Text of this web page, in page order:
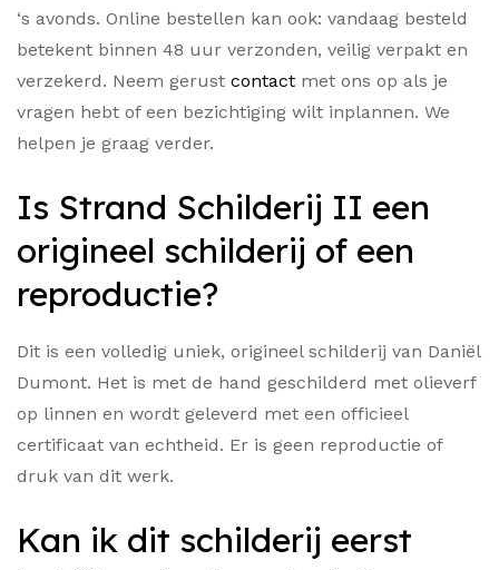
‘s avonds. Online bestellen kan ook: vandaag besteld
betekent binnen 48 uur verzonden, veilig verpakt en
verzekerd. Neem gerust contact met ons op als je
vragen hebt of een bezichtiging wilt inplannen. We
helpen je graag verder.
Is Strand Schilderij II een
origineel schilderij of een
reproductie?
Dit is een volledig uniek, origineel schilderij van Daniël
Dumont. Het is met de hand geschilderd met olieverf
op linnen en wordt geleverd met een officieel
certificaat van echtheid. Er is geen reproductie of
druk van dit werk.
Kan ik dit schilderij eerst